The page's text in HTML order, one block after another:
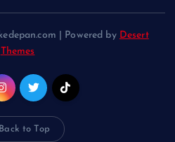
| Powered by Desert
Themes
Back to Top